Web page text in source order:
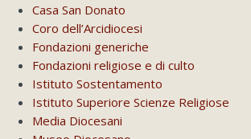
Casa San Donato
Coro dell’Arcidiocesi
Fondazioni generiche
Fondazioni religiose e di culto
Istituto Sostentamento
Istituto Superiore Scienze Religiose
Media Diocesani